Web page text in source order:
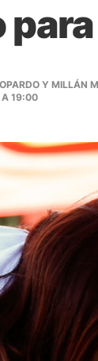
Y MILLÁN
A 19:00